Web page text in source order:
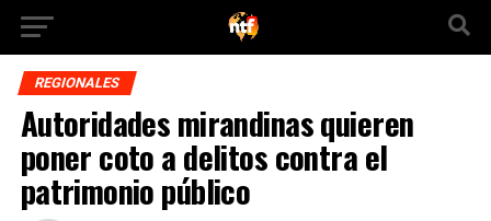
REGIONALES
Autoridades mirandinas quieren
poner coto a delitos contra el
patrimonio público